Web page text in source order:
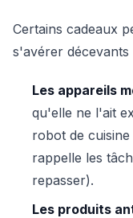
Certains cadeaux
s'avérer décevants
Les appareils
qu'elle ne l'ait
robot de
rappelle les
repasser).
Les produits